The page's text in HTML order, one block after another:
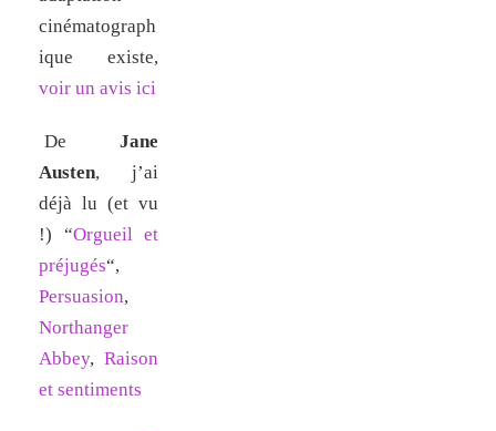
cinématograph
ique existe,
voir un avis ici
De Jane
Austen, j’ai
déjà lu (et vu
!) “Orgueil et
préjugés“,
Persuasion,
Northanger
Abbey, Raison
et sentiments